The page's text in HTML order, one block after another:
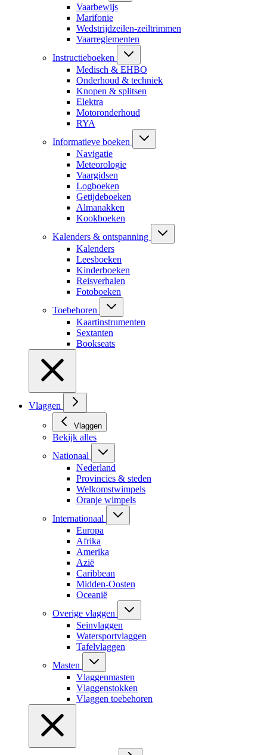
Vaarbewijs
Marifonie
Wedstrijdzeilen-zeiltrimmen
Vaarreglementen
Instructieboeken
Medisch & EHBO
Onderhoud & techniek
Knopen & splitsen
Elektra
Motoronderhoud
RYA
Informatieve boeken
Navigatie
Meteorologie
Vaargidsen
Logboeken
Getijdeboeken
Almanakken
Kookboeken
Kalenders & ontspanning
Kalenders
Leesboeken
Kinderboeken
Reisverhalen
Fotoboeken
Toebehoren
Kaartinstrumenten
Sextanten
Bookseats
Vlaggen
Vlaggen
Bekijk alles
Nationaal
Nederland
Provincies & steden
Welkomstwimpels
Oranje wimpels
Internationaal
Europa
Afrika
Amerika
Azië
Caribbean
Midden-Oosten
Oceanië
Overige vlaggen
Seinvlaggen
Watersportvlaggen
Tafelvlaggen
Masten
Vlaggenmasten
Vlaggenstokken
Vlaggen toebehoren